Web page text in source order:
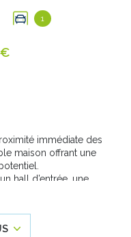
1
immédiate des
maison offrant une
hall d’entrée, une
en sous-sol,